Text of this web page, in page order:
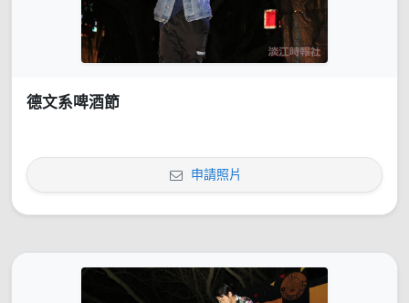
德文系啤酒節
申請照片